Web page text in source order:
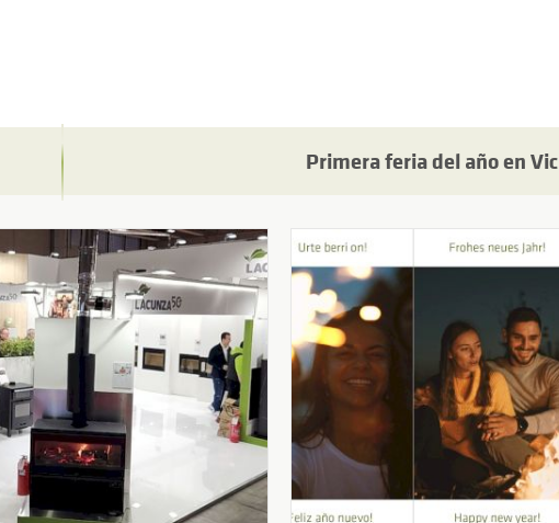
Primera feria del año en Vic